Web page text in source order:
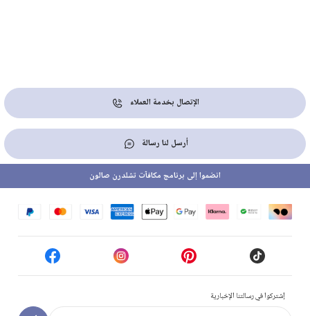
الإتصال بخدمة العملاء
أرسل لنا رسالة
إشتركوا في رسالتنا الإخبارية
انضموا إلى برنامج مكافآت تشلدرن صالون